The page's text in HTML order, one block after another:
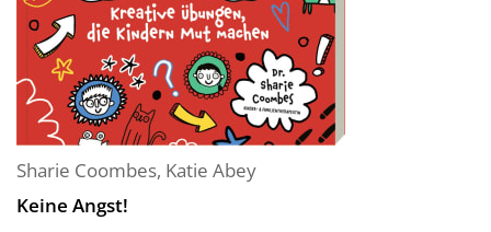
Sharie Coombes, Katie Abey
Keine Angst!